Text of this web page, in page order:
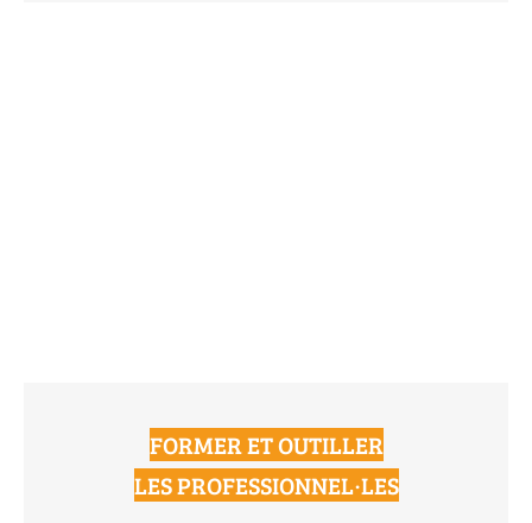
FORMER ET OUTILLER
LES PROFESSIONNEL·LES